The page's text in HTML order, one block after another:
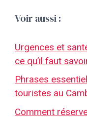
Voir aussi :
Urgences et
ce qu’il faut
Phrases
touristes au
Comment